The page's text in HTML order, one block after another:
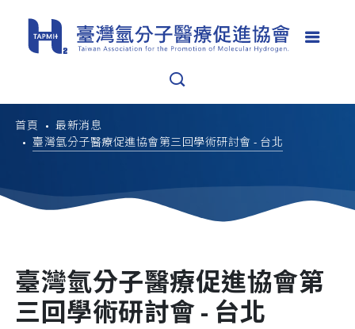
首頁
最新消息
臺灣氫分子醫療促進協會第三回學術研討會 - 台北
臺灣氫分子醫療促進協會第
三回學術研討會 - 台北